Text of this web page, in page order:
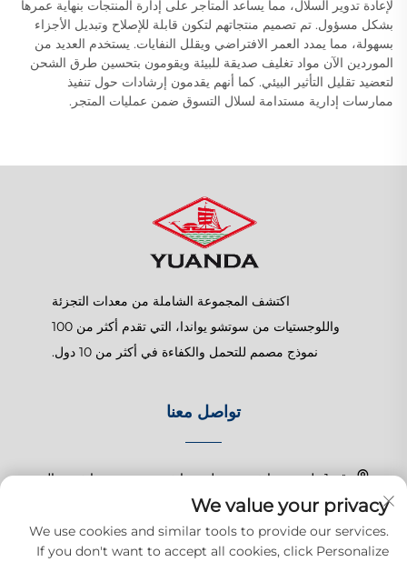
لإعادة تدوير السلال، مما يساعد المتاجر على إدارة المنتجات بنهاية عمرها
بشكل مسؤول. تم تصميم منتجاتهم لتكون قابلة للإصلاح وتبديل الأجزاء
بسهولة، مما يمدد العمر الافتراضي ويقلل النفايات. يستخدم العديد من
الموردين الآن مواد تغليف صديقة للبيئة ويقومون بتحسين طرق الشحن
لتعضيد تقليل التأثير البيئي. كما أنهم يقدمون إرشادات حول تنفيذ
ممارسات إدارية مستدامة لسلال التسوق ضمن عمليات المتجر.
اكتشف المجموعة الشاملة من معدات التجزئة
واللوجستيات من سوتشو يواندا، التي تقدم أكثر من 100
نموذج مصمم للتحمل والكفاءة في أكثر من 10 دول.
تواصل معنا
رقم 1 طريق تشانغتشون، بلدة شانغهو، سوزهو، جيانغسو، الصين
+86-15150179453
[email protected]
We value your privacy
We use cookies and similar tools to provide our services.
If you don't want to accept all cookies, click Personalize